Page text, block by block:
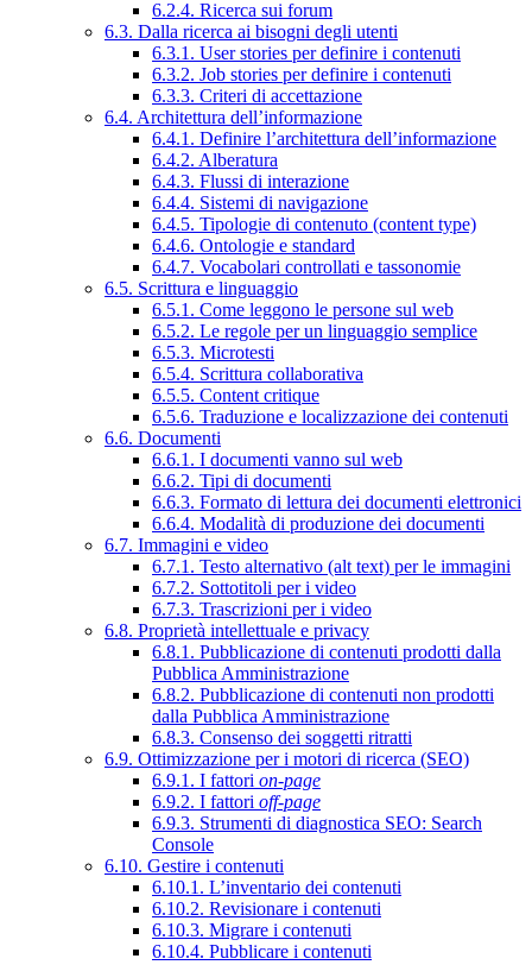
6.2.4. Ricerca sui forum
6.3. Dalla ricerca ai bisogni degli utenti
6.3.1. User stories per definire i contenuti
6.3.2. Job stories per definire i contenuti
6.3.3. Criteri di accettazione
6.4. Architettura dell’informazione
6.4.1. Definire l’architettura dell’informazione
6.4.2. Alberatura
6.4.3. Flussi di interazione
6.4.4. Sistemi di navigazione
6.4.5. Tipologie di contenuto (content type)
6.4.6. Ontologie e standard
6.4.7. Vocabolari controllati e tassonomie
6.5. Scrittura e linguaggio
6.5.1. Come leggono le persone sul web
6.5.2. Le regole per un linguaggio semplice
6.5.3. Microtesti
6.5.4. Scrittura collaborativa
6.5.5. Content critique
6.5.6. Traduzione e localizzazione dei contenuti
6.6. Documenti
6.6.1. I documenti vanno sul web
6.6.2. Tipi di documenti
6.6.3. Formato di lettura dei documenti elettronici
6.6.4. Modalità di produzione dei documenti
6.7. Immagini e video
6.7.1. Testo alternativo (alt text) per le immagini
6.7.2. Sottotitoli per i video
6.7.3. Trascrizioni per i video
6.8. Proprietà intellettuale e privacy
6.8.1. Pubblicazione di contenuti prodotti dalla
Pubblica Amministrazione
6.8.2. Pubblicazione di contenuti non prodotti
dalla Pubblica Amministrazione
6.8.3. Consenso dei soggetti ritratti
6.9. Ottimizzazione per i motori di ricerca (SEO)
6.9.1. I fattori on-page
6.9.2. I fattori off-page
6.9.3. Strumenti di diagnostica SEO: Search
Console
6.10. Gestire i contenuti
6.10.1. L’inventario dei contenuti
6.10.2. Revisionare i contenuti
6.10.3. Migrare i contenuti
6.10.4. Pubblicare i contenuti